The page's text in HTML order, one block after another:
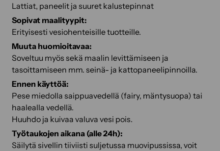
Lattiat, paneelit ja suuret kalustepinnat
Sopivat maalityypit:
Erityisesti vesiohenteisille tuotteille.
Muuta huomioitavaa:
Soveltuu myös sekä maalin levittämiseen ja
tasoittamiseen mm. seinä- ja kattopaneelipinnoilla.
Ennen käyttöä:
Pese miedolla saippuavedellä (fairy, mäntysuopa) tai
haalealla vedellä.
Huuhdo ja kuivaa valuva vesi pois.
Työtaukojen aikana (alle 24h):
Säilytä sivellin tiiviisti suljetussa muovipussissa, voit